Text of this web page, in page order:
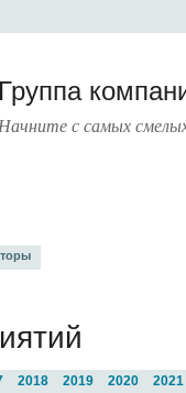
Группа
Начните с самых
2021
2020
2019
2018